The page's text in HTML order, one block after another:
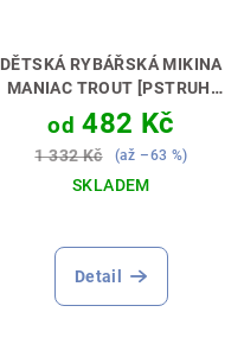
DĚTSKÁ RYBÁŘSKÁ MIKINA
MANIAC TROUT [PSTRUH]
PERFEKTNÍ DÁREK PRO
MALÉHO MUŠKÁŘE🎁💝
od 482 Kč
1 332 Kč (až –63 %)
SKLADEM
Detail